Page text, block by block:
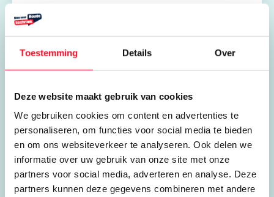
Toestemming Details Over
Deze website maakt gebruik van cookies
We gebruiken cookies om content en advertenties te
personaliseren, om functies voor social media te bieden
en om ons websiteverkeer te analyseren. Ook delen we
informatie over uw gebruik van onze site met onze
partners voor social media, adverteren en analyse. Deze
partners kunnen deze gegevens combineren met andere
Wiltink Koudetechniek
6515 AJ Nijmegen
jeroen@wiltink-koudetechniek.nl
Open website